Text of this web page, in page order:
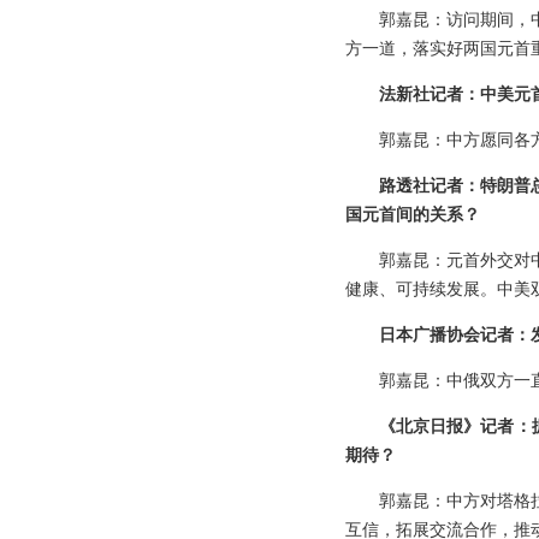
郭嘉昆：访问期间，
方一道，落实好两国元首
法新社记者：中美元
郭嘉昆：中方愿同各
路透社记者：特朗普
国元首间的关系？
郭嘉昆：元首外交对
健康、可持续发展。中美
日本广播协会记者：
郭嘉昆：中俄双方一
《北京日报》记者
期待？
郭嘉昆：中方对塔格
互信，拓展交流合作，推